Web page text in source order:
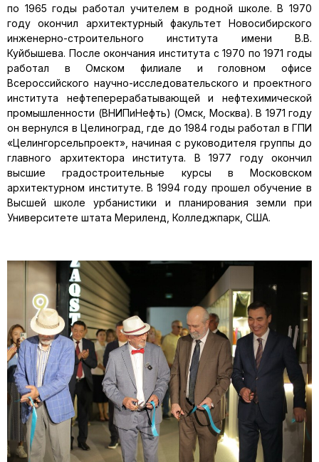
по 1965 годы работал учителем в родной школе. В 1970
году окончил архитектурный факультет Новосибирского
инженерно-строительного института имени В.В.
Куйбышева. После окончания института с 1970 по 1971 годы
работал в Омском филиале и головном офисе
Всероссийского научно-исследовательского и проектного
института нефтеперерабатывающей и нефтехимической
промышленности (ВНИПиНефть) (Омск, Москва). В 1971 году
он вернулся в Целиноград, где до 1984 годы работал в ГПИ
«Целингорсельпроект», начиная с руководителя группы до
главного архитектора института. В 1977 году окончил
высшие градостроительные курсы в Московском
архитектурном институте. В 1994 году прошел обучение в
Высшей школе урбанистики и планирования земли при
Университете штата Мериленд, Колледжпарк, США.